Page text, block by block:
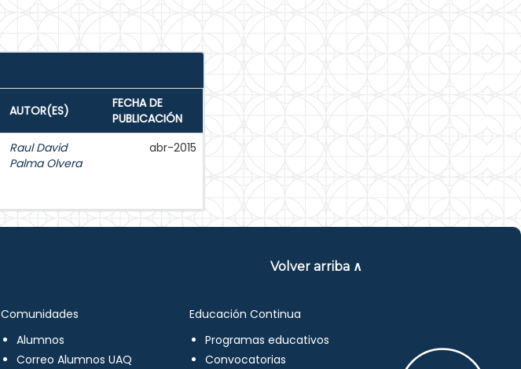
AUTOR(ES)
FECHA DE
PUBLICACIÓN
Raul David
Palma Olvera
abr-2015
Volver arriba ∧
Comunidades
Alumnos
Correo Alumnos UAQ
Educación Continua
Programas educativos
Convocatorias